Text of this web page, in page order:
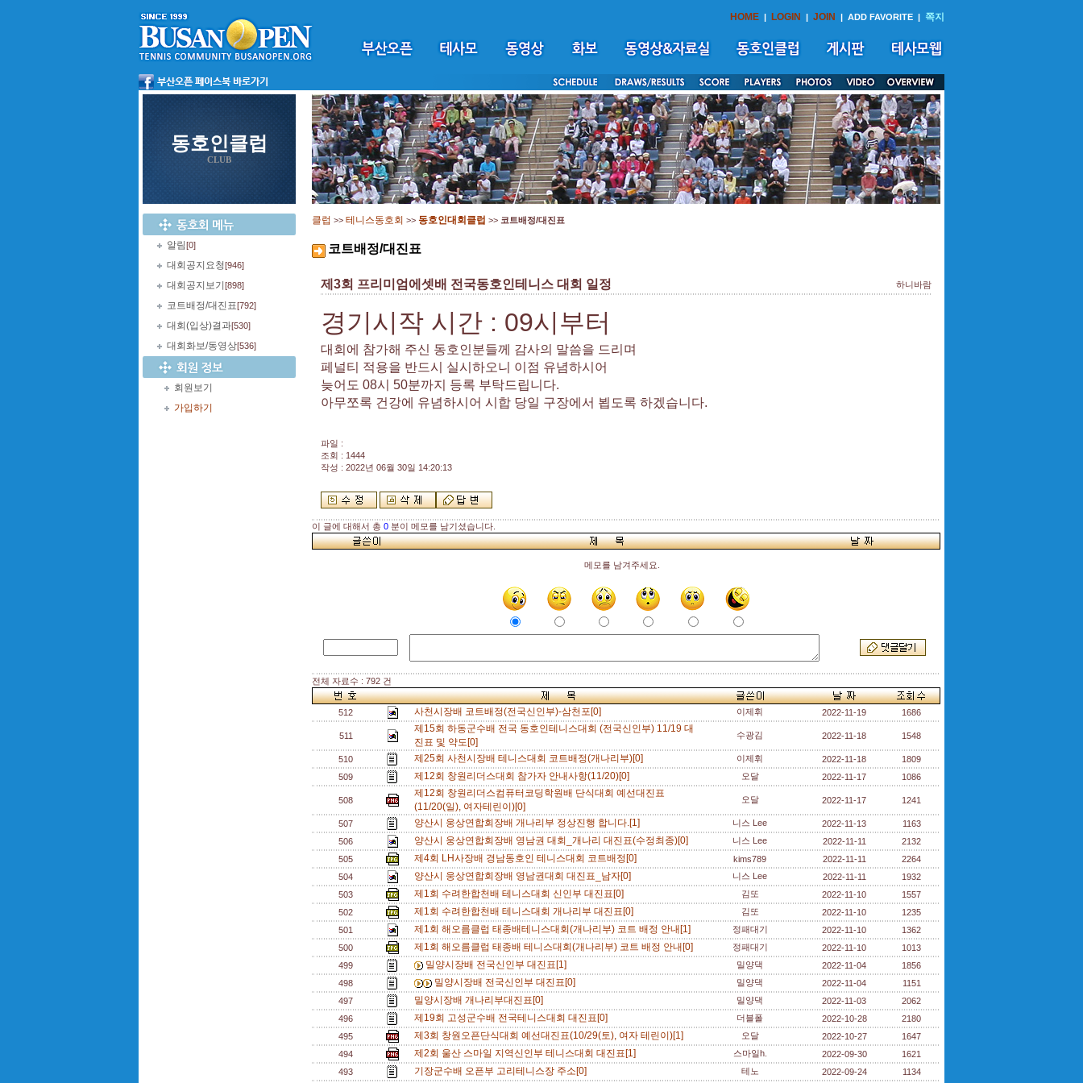
HOME | LOGIN | JOIN | ADD FAVORITE | 쪽지
동호인클럽
CLUB
알림[0]
대회공지요청[946]
대회공지보기 [898]
코트배정/대진표[792]
대회(입상)결과[530]
대회화보/동영상[536]
회원보기
가입하기
클럽 >> 테니스동호회 >> 동호인대회클럽 >> 코트배정/대진표
코트배정/대진표
제3회 프리미엄에셋배 전국동호인테니스 대회 일정 하니바람
경기시작 시간 : 09시부터
대회에 참가해 주신 동호인분들께 감사의 말씀을 드리며
페널티 적용을 반드시 실시하오니 이점 유념하시어
늦어도 08시 50분까지 등록 부탁드립니다.
아무쪼록 건강에 유념하시어 시합 당일 구장에서 뵙도록 하겠습니다.
파일 :
조회 : 1444
작성 : 2022년 06월 30일 14:20:13
이 글에 대해서 총 0 분이 메모를 남기셨습니다.
메모를 남겨주세요.
전체 자료수 : 792 건
512 사천시장배 코트배정(전국신인부)-삼천포[0] 이제휘 2022-11-19 1686
511
제15회 하동군수배 전국 동호인테니스대회 (전국신인부) 11/19 대
진표 및 약도[0]
수광김 2022-11-18 1548
510 제25회 사천시장배 테니스대회 코트배정(개나리부)[0] 이제휘 2022-11-18
1809
509
제12회 창원리더스대회 참가자 안내사항(11/20)[0] 오달 2022-11-17 1086
508
제12회 창원리더스컴퓨터코딩학원배 단식대회 예선대진표
(11/20(일), 여자테린이)[0]
오달 2022-11-17 1241
507 양산시 웅상연합회장배 개나리부 정상진행 합니다.[1] 니스 Lee 2022-11-13
1163
506
양산시 웅상연합회장배 영남권 대회_개나리 대진표(수정최종)[0] 니스 Lee 2022-11-11
2132
505
제4회 LH사장배 경남동호인 테니스대회 코트배정[0] kims789 2022-11-11
2264
504
양산시 웅상연합회장배 영남권대회 대진표_남자[0] 니스 Lee 2022-11-11
1932
503
제1회 수려한합천배 테니스대회 신인부 대진표[0] 김또 2022-11-10
1557
502
제1회 수려한합천배 테니스대회 개나리부 대진표[0] 김또 2022-11-10
1235
501
제1회 해오름클럽 태종배테니스대회(개나리부) 코트 배정 안내[1] 정패대기 2022-11-10
1362
500
제1회 해오름클럽 태종배 테니스대회(개나리부) 코트 배정 안내[0] 정패대기 2022-11-10
1013
499
밀양시장배 전국신인부 대진표[1] 밀양댁 2022-11-04
1856
498
밀양시장배 전국신인부 대진표[0] 밀양댁 2022-11-04
1151
497
밀양시장배 개나리부대진표[0] 밀양댁 2022-11-03
2062
496
제19회 고성군수배 전국테니스대회 대진표[0] 더블폴 2022-10-28
2180
495
제3회 창원오픈단식대회 예선대진표(10/29(토), 여자 테린이)[1] 오달 2022-10-27
1647
494
제2회 울산 스마일 지역신인부 테니스대회 대진표[1] 스마일h. 2022-09-30
1621
493
기장군수배 오픈부 고리테니스장 주소[0] 테노 2022-09-24 1134